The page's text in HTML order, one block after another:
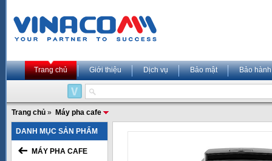
Trang chủ Giới thiệu Dịch vụ Bảo mật Bảo hành
Trang chủ » Máy pha cafe
DANH MỤC SẢN PHẨM
MÁY PHA CAFE